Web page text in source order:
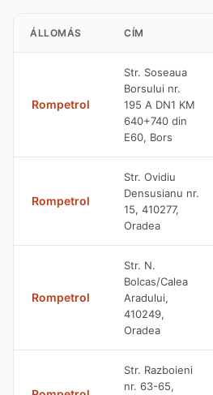
ÁLLOMÁS CÍM
Rompetrol
Str. Soseaua
Borsului nr.
195 A DN1 KM
640+740 din
E60, Bors
Rompetrol
Str. Ovidiu
Densusianu nr.
15, 410277,
Oradea
Rompetrol
Str. N.
Bolcas/Calea
Aradului,
410249,
Oradea
Str. Razboieni
nr. 63-65,